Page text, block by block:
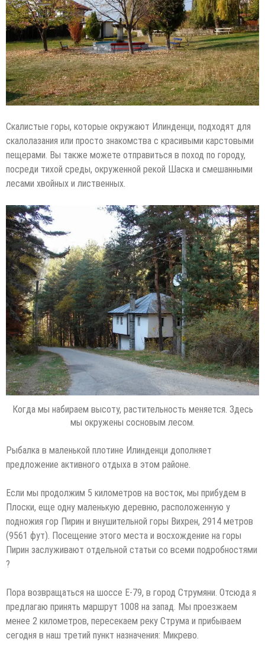
Скалистые горы, которые окружают Илинденци, подходят для
скалолазания или просто знакомства с красивыми карстовыми
пещерами. Вы также можете отправиться в поход по городу,
посреди тихой среды, окруженной рекой Шаска и смешанными
лесами хвойных и лиственных.
Когда мы набираем высоту, растительность меняется. Здесь
мы окружены сосновым лесом.
Рыбалка в маленькой плотине Илинденци дополняет
предложение активного отдыха в этом районе.
Если мы продолжим 5 километров на восток, мы прибудем в
Плоски, еще одну маленькую деревню, расположенную у
подножия гор Пирин и внушительной горы Вихрен, 2914 метров
(9561 фут). Посещение этого места и восхождение на горы
Пирин заслуживают отдельной статьи со всеми подробностями
?
Пора возвращаться на шоссе E-79, в город Струмяни. Отсюда я
предлагаю принять маршрут 1008 на запад. Мы проезжаем
менее 2 километров, пересекаем реку Струма и прибываем
сегодня в наш третий пункт назначения: Микрево.